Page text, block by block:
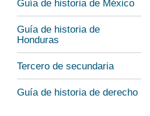
Guía de historia de México
Guía de historia de
Honduras
Tercero de secundaria
Guía de historia de derecho